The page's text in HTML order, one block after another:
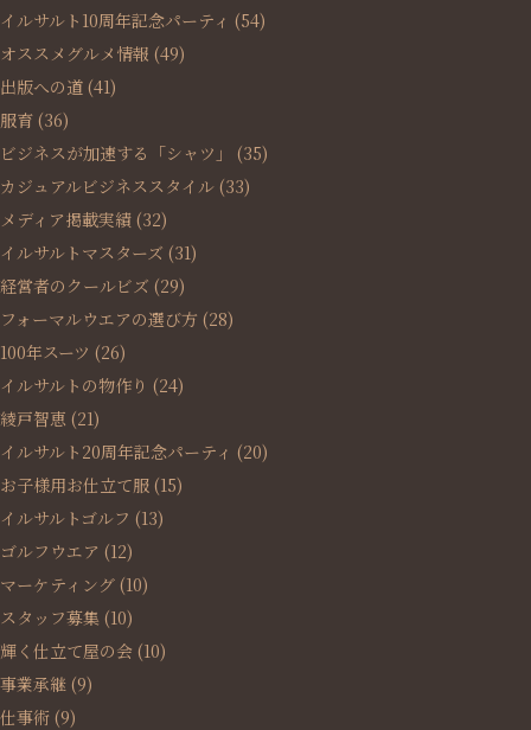
イルサルト10周年記念パーティ (54)
オススメグルメ情報 (49)
出版への道 (41)
服育 (36)
ビジネスが加速する「シャツ」
(35)
カジュアルビジネススタイル (33)
メディア掲載実績 (32)
イルサルトマスターズ (31)
経営者のクールビズ (29)
フォーマルウエアの選び方 (28)
100年スーツ (26)
イルサルトの物作り (24)
綾戸智恵 (21)
イルサルト20周年記念パーティ (20)
お子様用お仕立て服 (15)
イルサルトゴルフ (13)
ゴルフウエア (12)
マーケティング (10)
スタッフ募集 (10)
輝く仕立て屋の会 (10)
事業承継 (9)
仕事術 (9)